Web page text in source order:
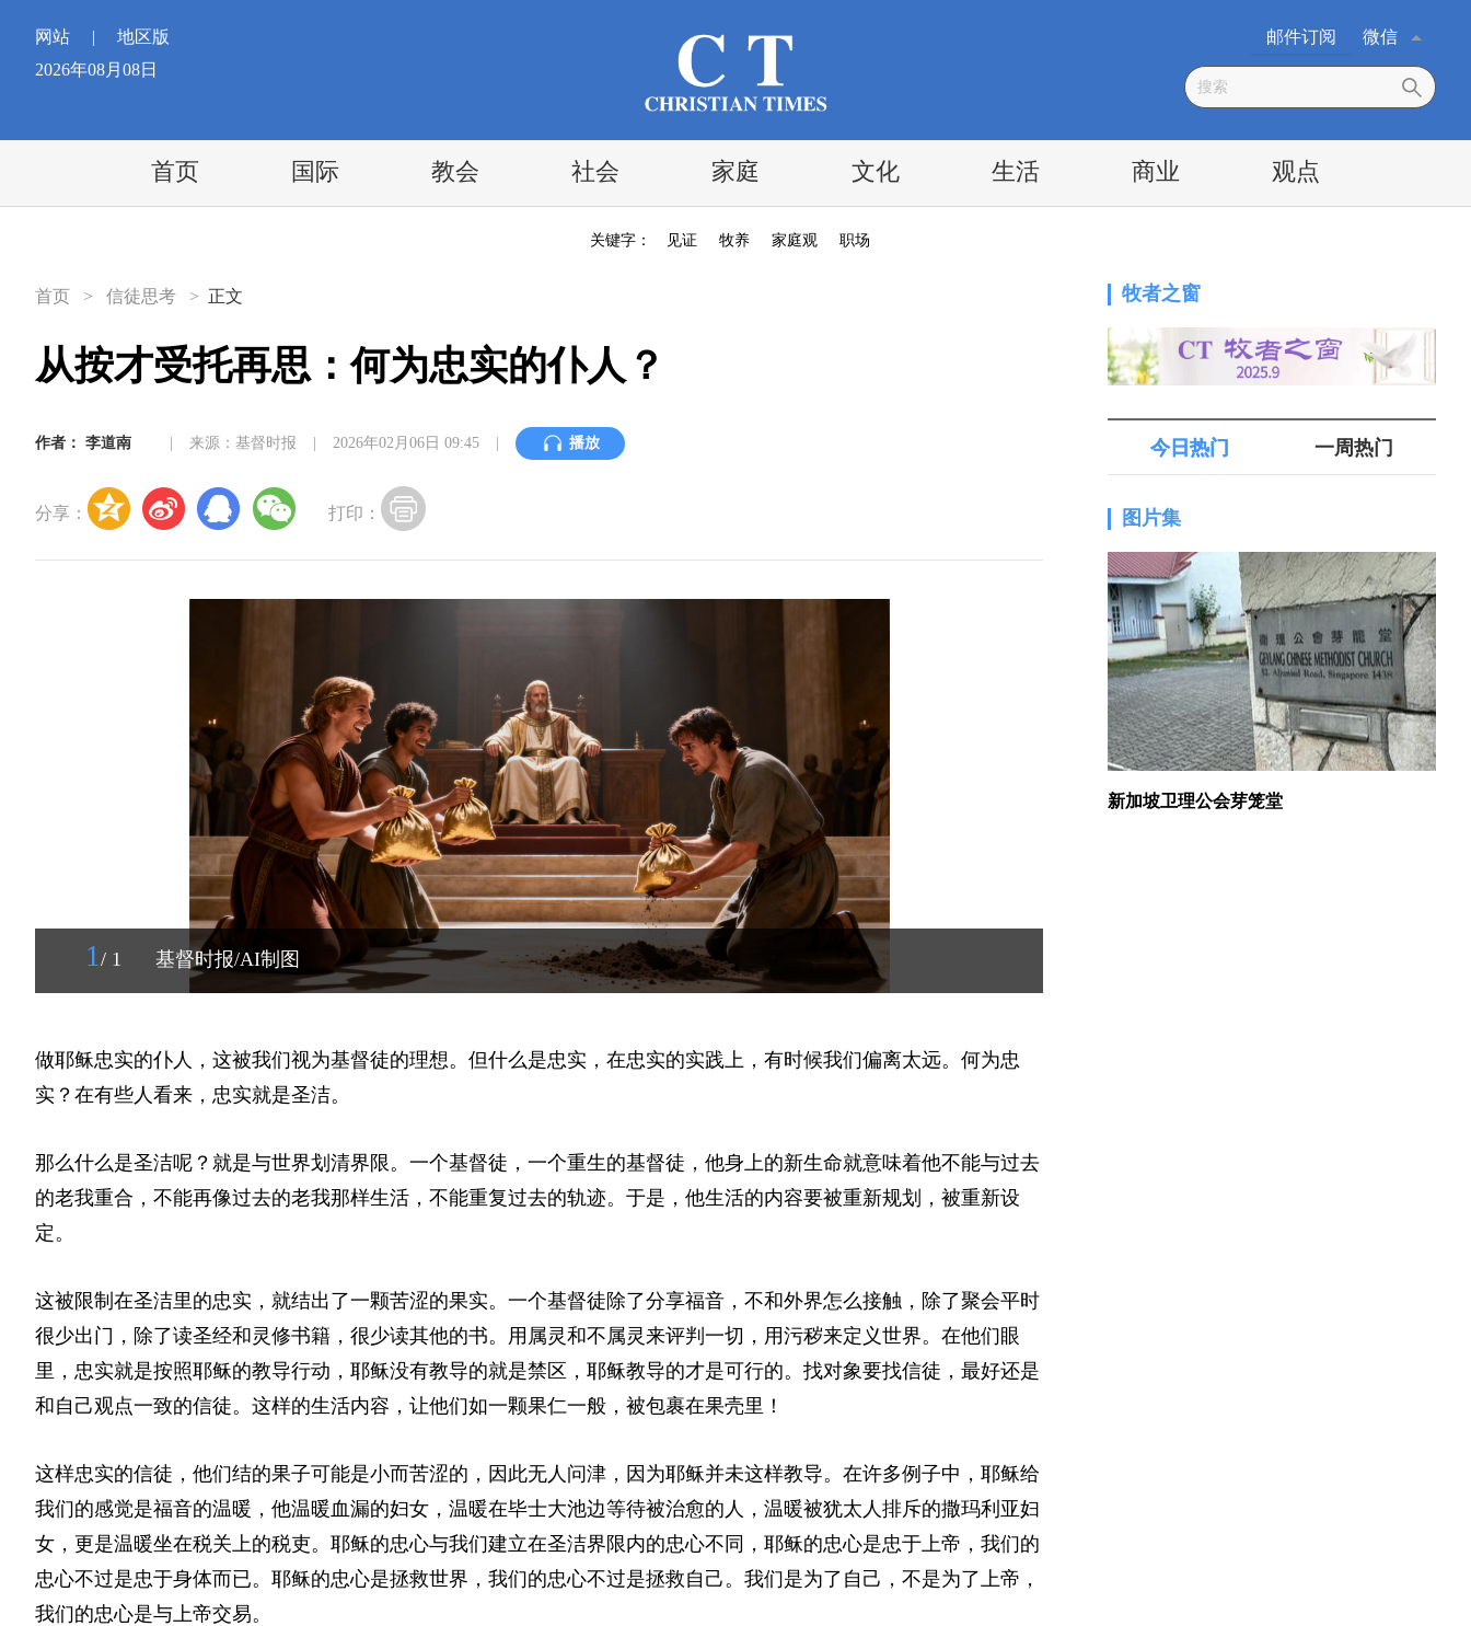
网站 |
地区版
2026年08月08日
微信
邮件订阅
首页 国际 教会 社会 家庭 文化 生活 商业 观点
关键字： 见证 牧养 家庭观 职场
首页 > 信徒思考 > 正文
从按才受托再思：何为忠实的仆人？
作者： 李道南 来源：基督时报 2026年02月06日 09:45 播放
分享： 打印：
1 / 1 基督时报/AI制图
做耶稣忠实的仆人，这被我们视为基督徒的理想。但什么是忠实，在忠实的实践上，有时候我们偏离太远。何为忠
实？在有些人看来，忠实就是圣洁。
那么什么是圣洁呢？就是与世界划清界限。一个基督徒，一个重生的基督徒，他身上的新生命就意味着他不能与过去
的老我重合，不能再像过去的老我那样生活，不能重复过去的轨迹。于是，他生活的内容要被重新规划，被重新设
定。
这被限制在圣洁里的忠实，就结出了一颗苦涩的果实。一个基督徒除了分享福音，不和外界怎么接触，除了聚会平时
很少出门，除了读圣经和灵修书籍，很少读其他的书。用属灵和不属灵来评判一切，用污秽来定义世界。在他们眼
里，忠实就是按照耶稣的教导行动，耶稣没有教导的就是禁区，耶稣教导的才是可行的。找对象要找信徒，最好还是
和自己观点一致的信徒。这样的生活内容，让他们如一颗果仁一般，被包裹在果壳里！
这样忠实的信徒，他们结的果子可能是小而苦涩的，因此无人问津，因为耶稣并未这样教导。在许多例子中，耶稣给
我们的感觉是福音的温暖，他温暖血漏的妇女，温暖在毕士大池边等待被治愈的人，温暖被犹太人排斥的撒玛利亚妇
女，更是温暖坐在税关上的税吏。耶稣的忠心与我们建立在圣洁界限内的忠心不同，耶稣的忠心是忠于上帝，我们的
忠心不过是忠于身体而已。耶稣的忠心是拯救世界，我们的忠心不过是拯救自己。我们是为了自己，不是为了上帝，
我们的忠心是与上帝交易。
牧者之窗
今日热门 一周热门
图片集
新加坡卫理公会芽笼堂